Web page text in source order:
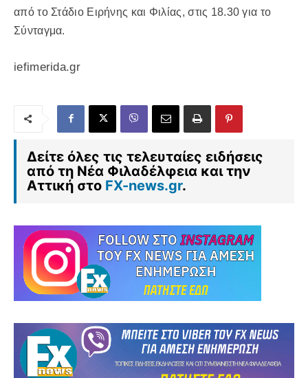
από το Στάδιο Ειρήνης και Φιλίας, στις 18.30 για το
Σύνταγμα.
iefimerida.gr
Δείτε όλες τις τελευταίες ειδήσεις
από τη Νέα Φιλαδέλφεια και την
Αττική στο FX-news.gr.